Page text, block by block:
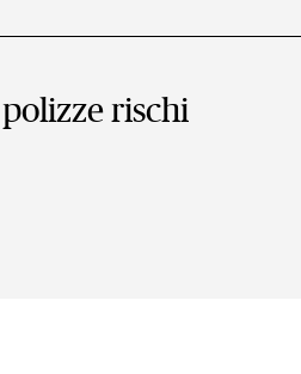
rischi